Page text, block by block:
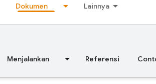
Dokumen Lainnya
Menjalankan Referensi